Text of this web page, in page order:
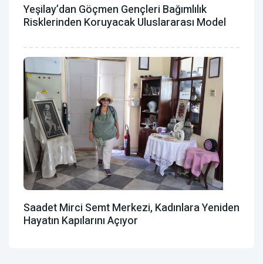
Yeşilay’dan Göçmen Gençleri Bağımlılık
Risklerinden Koruyacak Uluslararası Model
Saadet Mirci Semt Merkezi, Kadınlara Yeniden
Hayatın Kapılarını Açıyor